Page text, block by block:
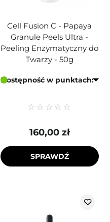
Cell Fusion C - Papaya
Granule Peels Ultra -
Peeling Enzymatyczny do
Twarzy - 50g
Dostępność w punktach:
160,00 zł
SPRAWDŹ